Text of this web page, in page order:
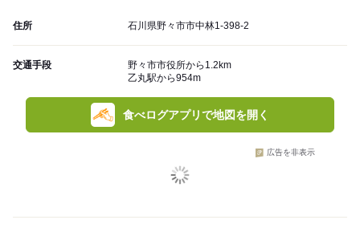
住所 石川県野々市市中林1-398-2
交通手段
野々市市役所から1.2km
乙丸駅から954m
食べログアプリで地図を開く
広告を非表示